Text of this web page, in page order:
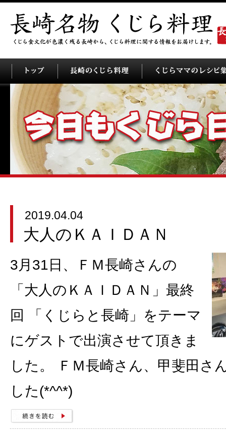
2019.04.04
大人のＫＡＩＤＡＮ
3月31日、ＦＭ長崎さんの
「大人のＫＡＩＤＡＮ」最終
回 「くじらと長崎」をテーマ
にゲストで出演させて頂きま
した。 ＦＭ長崎さん、甲斐田さ
した(*^^*)